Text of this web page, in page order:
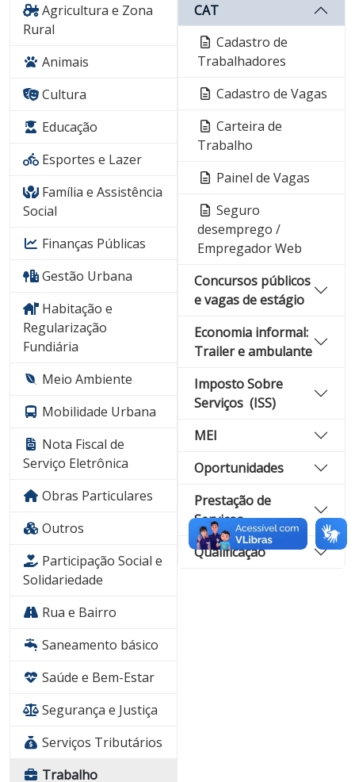
Agricultura e Zona
Rural
Animais
Cultura
Educação
Esportes e Lazer
Família e Assistência
Social
Finanças Públicas
Gestão Urbana
Habitação e
Regularização
Fundiária
Meio Ambiente
Mobilidade Urbana
Nota Fiscal de
Serviço Eletrônica
Obras Particulares
Outros
Participação Social e
Solidariedade
Rua e Bairro
Saneamento básico
Saúde e Bem-Estar
Segurança e Justiça
Serviços Tributários
Trabalho
CAT
Cadastro de
Trabalhadores
Cadastro de Vagas
Carteira de
Trabalho
Painel de Vagas
Seguro
desemprego /
Empregador Web
Concursos públicos
e vagas de estágio
Economia informal:
Trailer e ambulante
Imposto Sobre
Serviços (ISS)
MEI
Oportunidades
Prestação de
Serviços
Qualificação